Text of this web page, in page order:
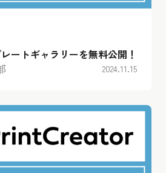
ートギャラリーを無料公開！
2024.11.15